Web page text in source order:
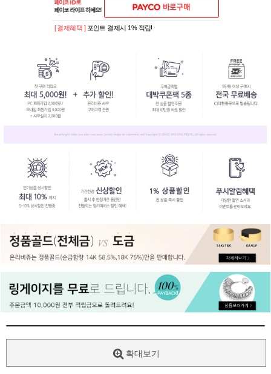
페이코 ID로
PAYCO 바로
[ 결제혜택 ] 포인트 결제시 1% 적립!
확대보기